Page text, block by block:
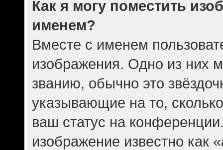
Как я могу поместить
именем?
Вместе с именем
изображения. Одно из них
званию, обычно это
указывающие на то,
ваш статус на
изображение известно как